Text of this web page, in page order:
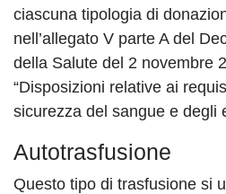
ciascuna tipologia di
nell’allegato V parte A del
della Salute del 2 novembre
“Disposizioni relative ai
sicurezza del sangue e degli
Autotrasfusione
Questo tipo di trasfusione si